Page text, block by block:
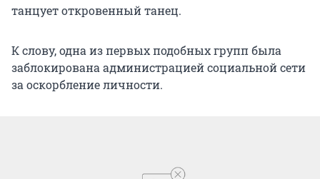
танцует откровенный танец.
К слову, одна из первых подобных групп была
заблокирована администрацией социальной сети
за оскорбление личности.